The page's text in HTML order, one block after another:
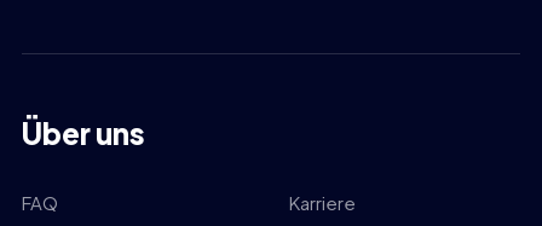
Über uns
FAQ Karriere